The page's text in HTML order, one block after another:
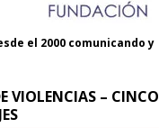
el 2000 comunicando y
VIOLENCIAS – CINCO